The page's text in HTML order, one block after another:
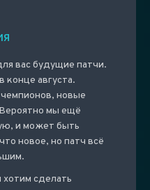
вас будущие патчи.
конце августа.
новые
мы ещё
и может быть
новое, но патч всё
сделать